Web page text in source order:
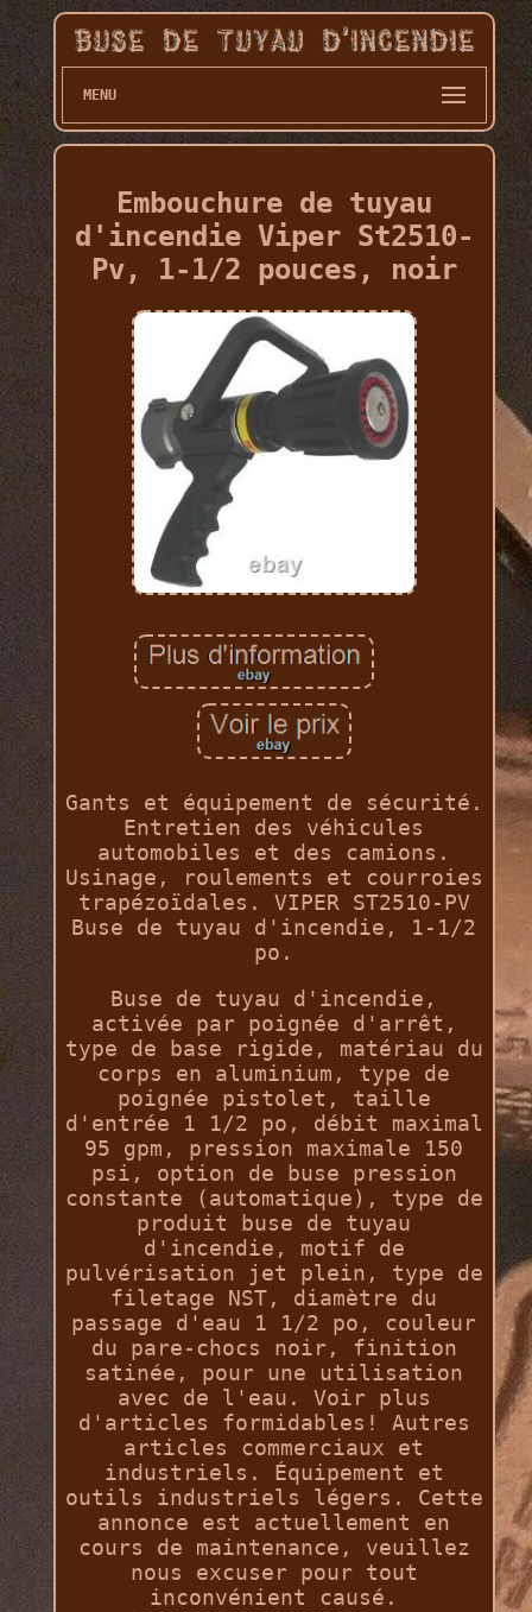
MENU
Embouchure de tuyau
d'incendie Viper St2510-
Pv, 1-1/2 pouces, noir
Gants et équipement de sécurité.
Entretien des véhicules
automobiles et des camions.
Usinage, roulements et courroies
trapézoïdales. VIPER ST2510-PV
Buse de tuyau d'incendie, 1-1/2
po.
Buse de tuyau d'incendie,
activée par poignée d'arrêt,
type de base rigide, matériau du
corps en aluminium, type de
poignée pistolet, taille
d'entrée 1 1/2 po, débit maximal
95 gpm, pression maximale 150
psi, option de buse pression
constante (automatique), type de
produit buse de tuyau
d'incendie, motif de
pulvérisation jet plein, type de
filetage NST, diamètre du
passage d'eau 1 1/2 po, couleur
du pare-chocs noir, finition
satinée, pour une utilisation
avec de l'eau. Voir plus
d'articles formidables! Autres
articles commerciaux et
industriels. Équipement et
outils industriels légers. Cette
annonce est actuellement en
cours de maintenance, veuillez
nous excuser pour tout
inconvénient causé.